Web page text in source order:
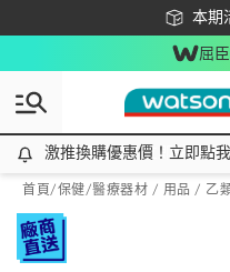
本期
下載
屈
激推換購優惠價！立即點我看
激推換購優惠價！立即點
首頁/保健/醫療器材 / 用品 / 乙